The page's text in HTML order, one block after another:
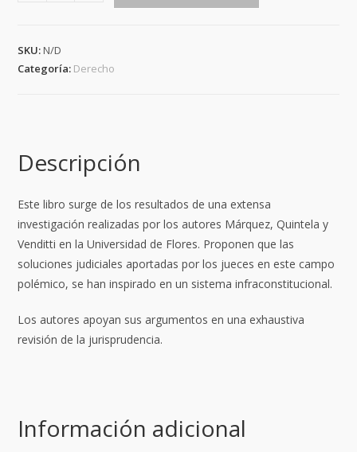
responsabilidad
SKU:N/D
Categoría: Derecho
Descripción
Este libro surge de los resultados de una extensa
investigación realizadas por los autores Márquez, Quintela y
Venditti en la Universidad de Flores. Proponen que las
soluciones judiciales aportadaspor los jueces en este campo
polémico, se han inspirado en un sistema infraconstitucional.
Los autores apoyan sus argumentos en una exhaustiva
revisión de la jurisprudencia.
Información adicional